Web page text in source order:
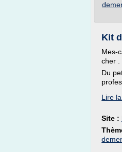
Kit
Mes-
cher .
Du
Lire
Site :